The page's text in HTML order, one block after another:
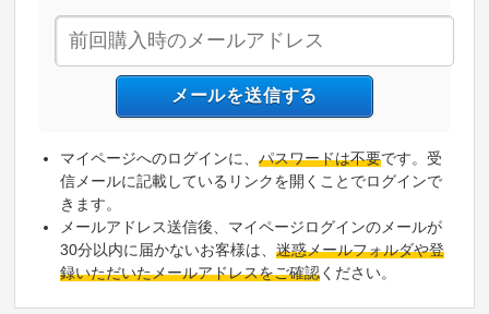
マイページへのログインに、パスワードは不要です。受
信メールに記載しているリンクを開くことでログインで
きます。
メールアドレス送信後、マイページログインのメールが
30分以内に届かないお客様は、迷惑メールフォルダや登
録いただいたメールアドレスをご確認ください。